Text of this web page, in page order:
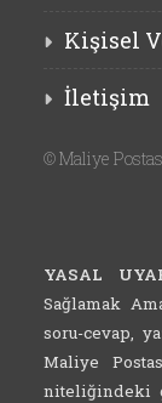
Kişisel
İletişim
©Maliye
YASAL
Sağlamak
soru-cevap,
Maliye
niteliğindeki